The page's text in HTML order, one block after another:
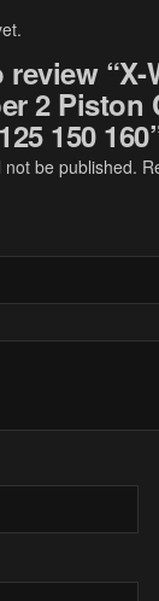
“X-
2 Piston
150
be published.